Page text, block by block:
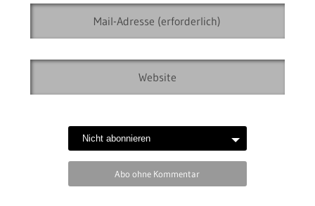
Abo ohne Kommentar